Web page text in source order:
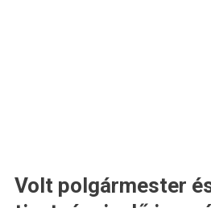
Volt polgármester